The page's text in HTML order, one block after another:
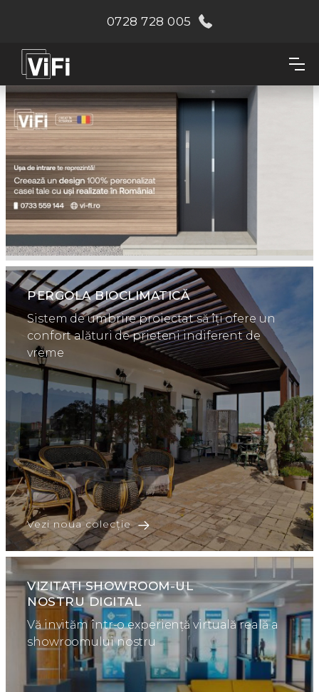
0728 728 005
PERGOLA BIOCLIMATICĂ
Sistem de umbrire proiectat să îți ofere un
confort alături de prieteni indiferent de
vreme
Vezi noua colecție
VIZITAȚI SHOWROOM-UL
NOSTRU DIGITAL
Vă invităm într-o experiență virtuală reală a
showroomului nostru